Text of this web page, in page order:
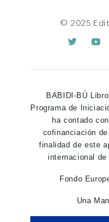
© 2025
BABIDI-BÚ
Programa de
ha contado
cofinanciación
finalidad de este
internacional
Fondo
Una